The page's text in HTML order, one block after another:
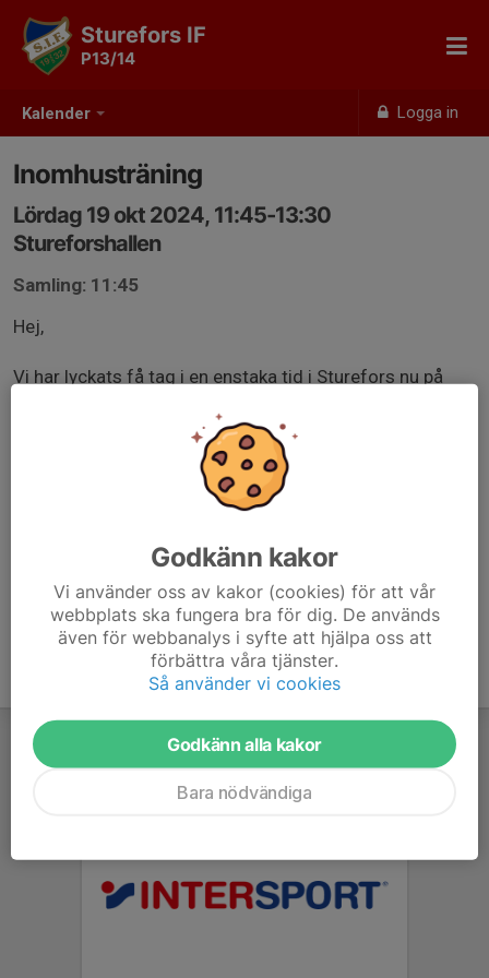
Kalender Logga in
Sturefors IF
P13/14
Inomhusträning
Lördag 19 okt 2024, 11:45-13:30
Stureforshallen
Samling: 11:45
Hej,
Vi har lyckats få tag i en enstaka tid i Sturefors nu på
Godkänn kakor
Vi använder oss av kakor (cookies) för att vår
webbplats ska fungera bra för dig. De används
även för webbanalys i syfte att hjälpa oss att
förbättra våra tjänster.
Så använder vi cookies
Godkänn alla kakor
Bara nödvändiga